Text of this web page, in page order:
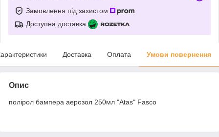
Замовлення під захистом
Доступна доставка
Доставка Оплата Умови повернення
Опис
полірол бампера аерозол 250мл "Atas" Fasco